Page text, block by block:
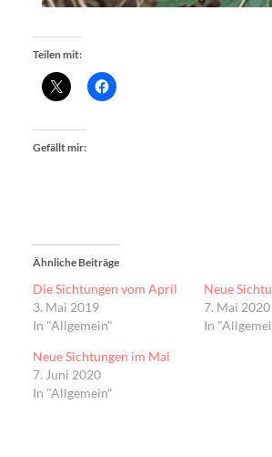
Teilen mit:
Gefällt mir:
Ähnliche Beiträge
Die Sichtungen vom April
3. Mai 2019
In "Allgemein"
Neue
7. Mai 2020
In
Neue Sichtungen im Mai
7. Juni 2020
In "Allgemein"